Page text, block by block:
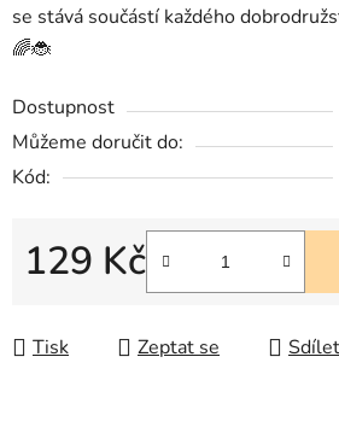
se stává součástí každého
🌈🐞
Dostupnost
Můžeme doručit do:
Kód:
129 Kč
Tisk Zeptat se Sdílet